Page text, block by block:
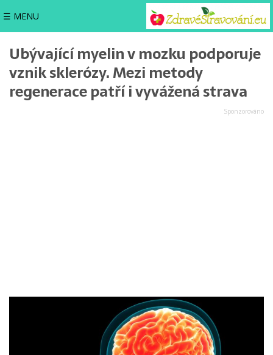
☰ MENU
Ubývající myelin v mozku podporuje
vznik sklerózy. Mezi metody
regenerace patří i vyvážená strava